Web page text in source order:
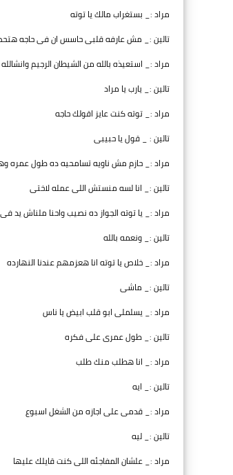
مراد :_ بستغراب مالك يا توته
تالين :_ مش عارفه قلبى حاسس ان فى حاجه
مراد :_ استعيذه بالله من الشيطان الرجيم
تالين :_ يارب يا مراد
مراد :_ توته كنت عايز اقولك حاجه
تالين : _ قول يا حبيبى
مراد :_ حازم مش ناويه تسامحيه ده طول عمره
تالين :_ انا لسه منستش اللى عمله لاختى
مراد :_ يا توته الجواز ده نصيب واحنا ملناش يد
تالين :_ ونعمه بالله
مراد :_ خلاص يا توته انا هعزمهم عندنا النهارده
تالين :_ ماشى
مراد :_ يسلملى ابو قلب ابيض يا ناس
تالين :_ طول عمرى على فكره
مراد :_ انا هطلب منك طلب
تالين :_ ايه
مراد :_ قدمى على اجازه من الشغل اسبوع
تالين :_ ليه
مراد :_ علشان المفاجئه اللى كنت قايلك عليها